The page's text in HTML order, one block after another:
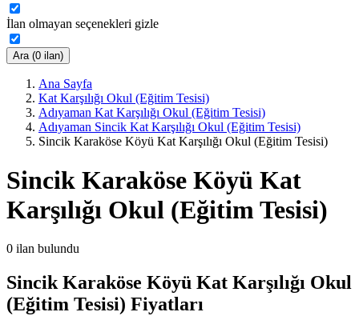
İlan olmayan seçenekleri gizle
Ara (0 ilan)
Ana Sayfa
Kat Karşılığı Okul (Eğitim Tesisi)
Adıyaman Kat Karşılığı Okul (Eğitim Tesisi)
Adıyaman Sincik Kat Karşılığı Okul (Eğitim Tesisi)
Sincik Karaköse Köyü Kat Karşılığı Okul (Eğitim Tesisi)
Sincik Karaköse Köyü Kat
Karşılığı Okul (Eğitim Tesisi)
0 ilan bulundu
Sincik Karaköse Köyü Kat Karşılığı Okul
(Eğitim Tesisi) Fiyatları